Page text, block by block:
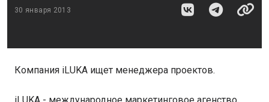
30 января 2013
Компания iLUKA ищет менеджера проектов.